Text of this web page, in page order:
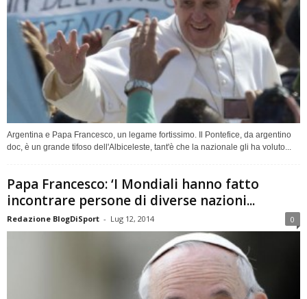
Argentina e Papa Francesco, un legame fortissimo. Il Pontefice, da argentino
doc, è un grande tifoso dell'Albiceleste, tant'è che la nazionale gli ha voluto...
Papa Francesco: ‘I Mondiali hanno fatto
incontrare persone di diverse nazioni...
Redazione BlogDiSport - Lug 12, 2014 0